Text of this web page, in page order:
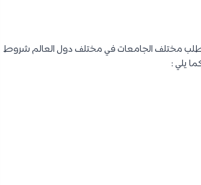
مختلف الجامعات في مختلف دول العالم شروط
يلي :